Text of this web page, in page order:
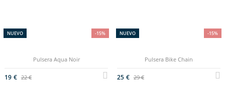
-15%
NUEVO
Pulsera Aqua Noir
19 € 22 €
-15%
NUEVO
Pulsera Bike Chain
25 € 29 €